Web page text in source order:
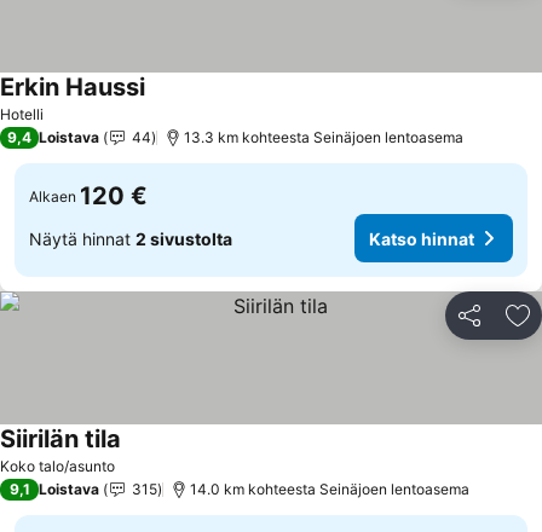
Hotelli
Erkin Haussi
9,4 Loistava 44 13.3 km kohteesta Seinäjoen lentoasema
Alkaen 120 €
Näytä hinnat 2 sivustolta Katso hinnat
Jaa
Koko talo/asunto
Siirilän tila
9,1 Loistava 315 14.0 km kohteesta Seinäjoen lentoasema